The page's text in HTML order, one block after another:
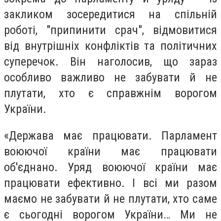
закликом зосередитися на спільній
роботі, "припинити срач", відмовитися
від внутрішніх конфліктів та політичних
суперечок. Він наголосив, що зараз
особливо важливо не забувати й не
плутати, хто є справжнім ворогом
України.
«Держава має працювати. Парламент
воюючої країни має працювати
об'єднано. Уряд воюючої країни має
працювати ефективно. І всі ми разом
маємо не забувати й не плутати, хто саме
є сьогодні ворогом України… Ми не